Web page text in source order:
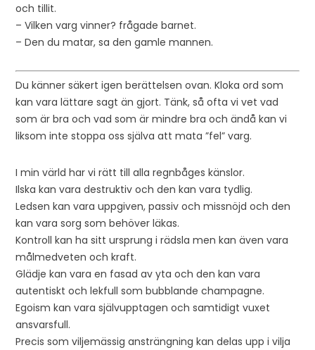
och tillit.
– Vilken varg vinner? frågade barnet.
– Den du matar, sa den gamle mannen.
Du känner säkert igen berättelsen ovan. Kloka ord som
kan vara lättare sagt än gjort. Tänk, så ofta vi vet vad
som är bra och vad som är mindre bra och ändå kan vi
liksom inte stoppa oss själva att mata ”fel” varg.
I min värld har vi rätt till alla regnbåges känslor.
Ilska kan vara destruktiv och den kan vara tydlig.
Ledsen kan vara uppgiven, passiv och missnöjd och den
kan vara sorg som behöver läkas.
Kontroll kan ha sitt ursprung i rädsla men kan även vara
målmedveten och kraft.
Glädje kan vara en fasad av yta och den kan vara
autentiskt och lekfull som bubblande champagne.
Egoism kan vara självupptagen och samtidigt vuxet
ansvarsfull.
Precis som viljemässig ansträngning kan delas upp i vilja